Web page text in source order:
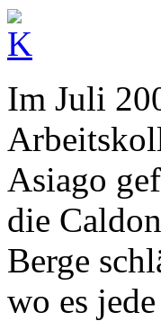
Im Juli
Asiago
die
Berge
wo es